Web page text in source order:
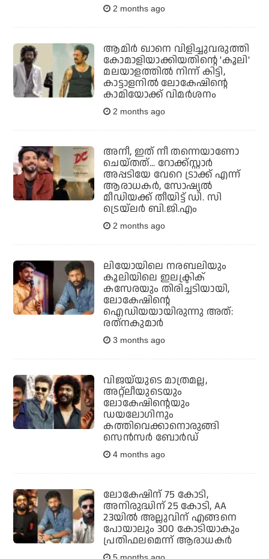
2 months ago
ആമിര്‍ ഖാനെ വിളിച്ചുവരുത്തി
കോമാളിയാക്കിയതിന്റെ 'കൂലി'
മലയാളത്തില്‍ നിന്ന് കിട്ടി,
കാട്ടാളനില്‍ ലോകേഷിന്റെ
കാമിയോക്ക് വിമര്‍ശനം
2 months ago
അനീ, ഇത് നീ തന്നെയാണോ
ചെയ്തത്... റോക്ക്‌സ്റ്റാര്‍
അപ്പടിയേ വേറെ ട്രാക്ക് എന്ന്
ആരാധകര്‍, സോഷ്യല്‍
മീഡിയക്ക് തീയിട്ട് ഡി. സി
ട്രെയ്‌ലര്‍ ബി.ജി.എം
2 months ago
ലിയോയിലെ നരബലിയും
കൂലിയിലെ ഇലക്ട്രിക്
കസേരയും തിരിച്ചടിയായി,
ലോകേഷിന്റെ
ഐഡിയയായിരുന്നു അത്:
രത്‌നകുമാര്‍
3 months ago
വിജയ്‌യുടെ മാത്രമല്ല,
അറ്റ്‌ലീയുടെയും
ലോകേഷിന്റെയും
ഡയലോഗിനും
കത്തിവെക്കാനൊരുങ്ങി
സെന്‍സര്‍ ബോര്‍ഡ്
4 months ago
ലോകേഷിന് 75 കോടി,
അനിരുദ്ധിന് 25 കോടി, AA
23യില്‍ അല്ലുവിന് എങ്ങനെ
പോയാലും 300 കോടിയാകും
പ്രതിഫലമെന്ന് ആരാധകര്‍